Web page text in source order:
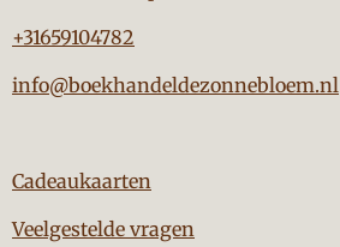
+31659104782
info@boekhandeldezonnebloem.nl
Cadeaukaarten
Veelgestelde vragen